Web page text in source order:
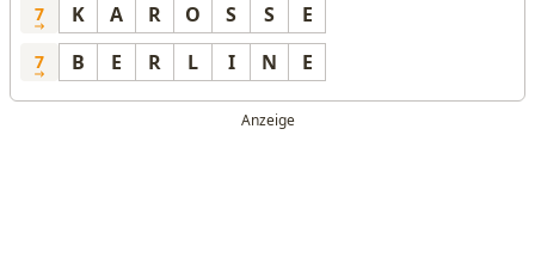
7 K A R O S S E
7 B E R L I N E